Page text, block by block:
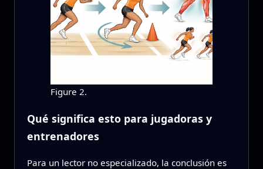
Figure 2.
Qué significa esto para jugadoras y
entrenadores
Para un lector no especializado, la conclusión es